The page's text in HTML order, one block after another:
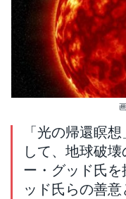
「光の帰還瞑
して、地球破
ー・グッド氏
ッド氏らの善